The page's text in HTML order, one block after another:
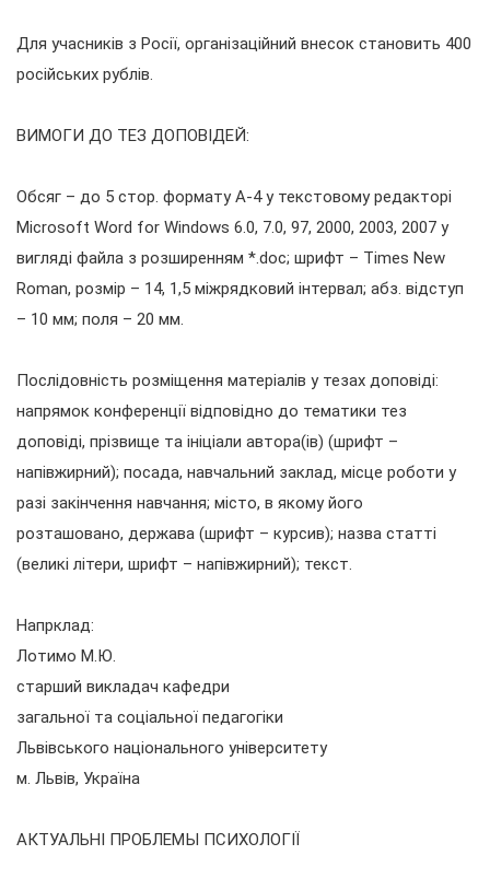
Для учасників з Росії, організаційний внесок становить 400
російських рублів.
ВИМОГИ ДО ТЕЗ ДОПОВІДЕЙ:
Обсяг – до 5 стор. формату А-4 у текстовому редакторі
Microsoft Word for Windows 6.0, 7.0, 97, 2000, 2003, 2007 у
вигляді файла з розширенням *.doc; шрифт – Times New
Roman, розмір – 14, 1,5 міжрядковий інтервал; абз. відступ
– 10 мм; поля – 20 мм.
Послідовність розміщення матеріалів у тезах доповіді:
напрямок конференції відповідно до тематики тез
доповіді, прізвище та ініціали автора(ів) (шрифт –
напівжирний); посада, навчальний заклад, місце роботи у
разі закінчення навчання; місто, в якому його
розташовано, держава (шрифт – курсив); назва статті
(великі літери, шрифт – напівжирний); текст.
Напрклад:
Лотимо М.Ю.
старший викладач кафедри
загальної та соціальної педагогіки
Львівського національного університету
м. Львів, Україна
АКТУАЛЬНІ ПРОБЛЕМЫ ПСИХОЛОГІЇ